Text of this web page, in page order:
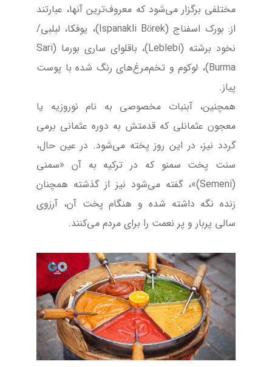
مختلفی برگزار می‌شود که معروف‌ترین آنها، عبارتند
از: بورک اسفناج (Ispanakli Börek)، یوفکا، لبلبی/
نخود برشته (Leblebi)، باقلوای ساری بورما (Sari
Burma)، لوکوم و تخم‌مرغ‌های رنگ شده با پوست
پیاز.
همچنین، آبنبات مخصوصی به نام نوروزیه یا
معجون عثمانلی که قدمتش به دوره عثمانی برمی
گردد نیز، در این روز پخته می‌شود. در عین حال،
سنت پخت سمنو که در ترکیه به آن «سمنی
(
Semeni)»، گفته می‌شود نیز از گذشته همچنان
زنده نگه داشته شده و هنگام پخت آن، آرزوی
سالی پربار و پر نعمت را برای مردم می‌کنند.